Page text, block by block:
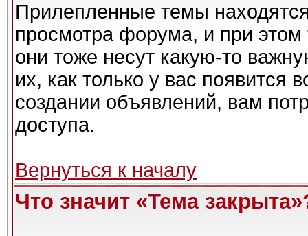
Прилепленные темы
просмотра форума, и при
они тоже несут какую-то
их, как только у вас появится
создании объявлений, вам
доступа.
Вернуться к началу
Что значит «Тема